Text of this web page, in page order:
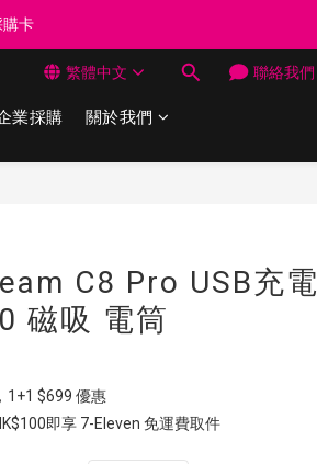
韓國制 送完即止
購卡
韓國制 送完即止
繁體中文 聯絡我們
業採購 關於我們
C8 Pro USB充電
磁吸 電筒
1+1 $699 優惠
即享 7-Eleven 免運費取件